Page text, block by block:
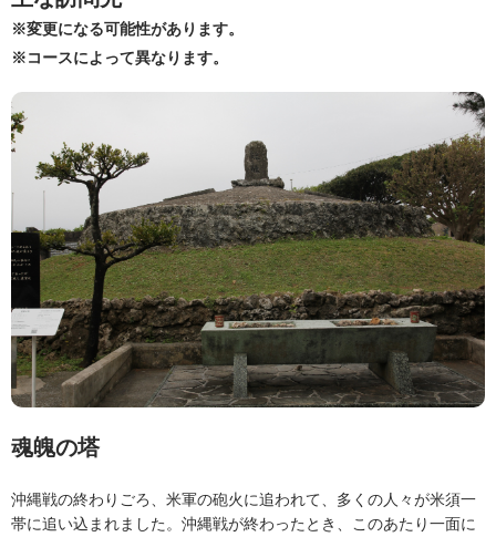
※変更になる可能性があります。
※コースによって異なります。
魂魄の塔
沖縄戦の終わりごろ、米軍の砲火に追われて、多くの人々が米須一
帯に追い込まれました。沖縄戦が終わったとき、このあたり一面に